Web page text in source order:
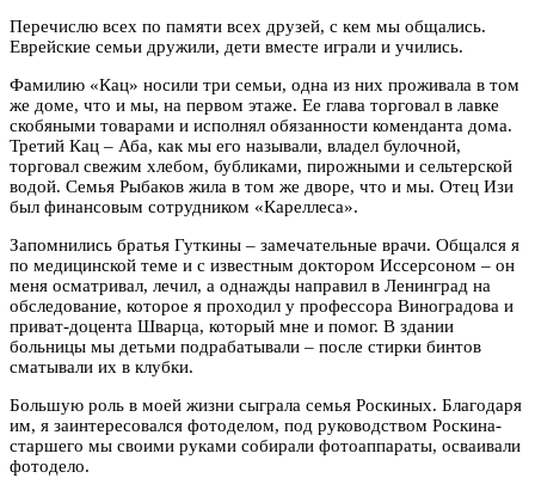
Перечислю всех по памяти всех друзей, с кем мы общались.
Еврейские семьи дружили, дети вместе играли и учились.
Фамилию «Кац» носили три семьи, одна из них проживала в том
же доме, что и мы, на первом этаже. Ее глава торговал в лавке
скобяными товарами и исполнял обязанности коменданта дома.
Третий Кац – Аба, как мы его называли, владел булочной,
торговал свежим хлебом, бубликами, пирожными и сельтерской
водой. Семья Рыбаков жила в том же дворе, что и мы. Отец Изи
был финансовым сотрудником «Кареллеса».
Запомнились братья Гуткины – замечательные врачи. Общался я
по медицинской теме и с известным доктором Иссерсоном – он
меня осматривал, лечил, а однажды направил в Ленинград на
обследование, которое я проходил у профессора Виноградова и
приват-доцента Шварца, который мне и помог. В здании
больницы мы детьми подрабатывали – после стирки бинтов
сматывали их в клубки.
Большую роль в моей жизни сыграла семья Роскиных. Благодаря
им, я заинтересовался фотоделом, под руководством Роскина-
старшего мы своими руками собирали фотоаппараты, осваивали
фотодело.